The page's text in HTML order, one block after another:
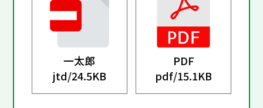
一太郎
jtd/24.5KB
PDF
pdf/15.1KB